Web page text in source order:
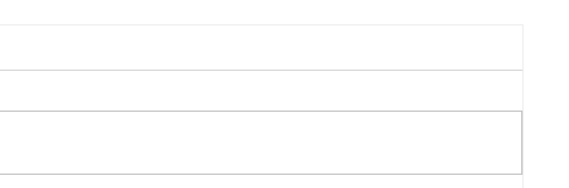
Ang Daan Pauwi - Flash fiction